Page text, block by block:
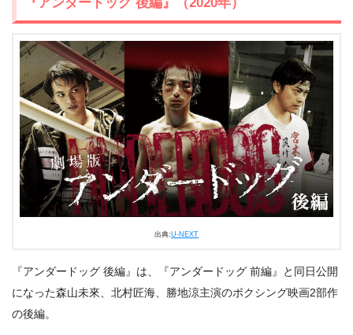
出典:U-NEXT
＼＼31日間無料!!お試し解約もOK／／
今すぐ無料でU-NEXTで見る
出典:U-NEXT
『アンダードッグ 後編』は、『アンダードッグ 前編』と同日公開
になった森山未來、北村匠海、勝地涼主演のボクシング映画2部作
の後編。